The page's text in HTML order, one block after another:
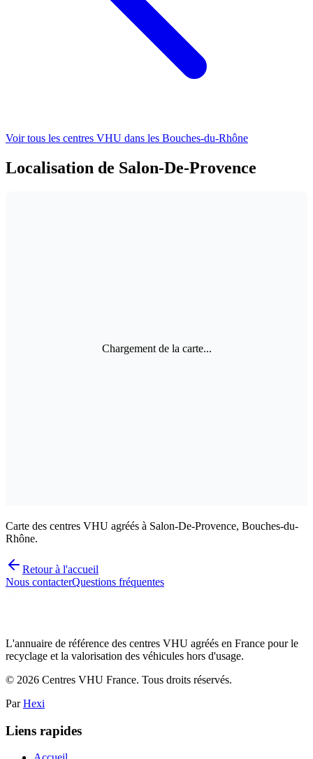
Voir tous les centres VHU dans les Bouches-du-Rhône
Localisation de Salon-De-Provence
Chargement de la carte...
Carte des centres VHU agréés à Salon-De-Provence, Bouches-du-
Rhône.
Retour à l'accueil
Nous contacterQuestions fréquentes
L'annuaire de référence des centres VHU agréés en France pour le
recyclage et la valorisation des véhicules hors d'usage.
© 2026 Centres VHU France. Tous droits réservés.
Par Hexi
Liens rapides